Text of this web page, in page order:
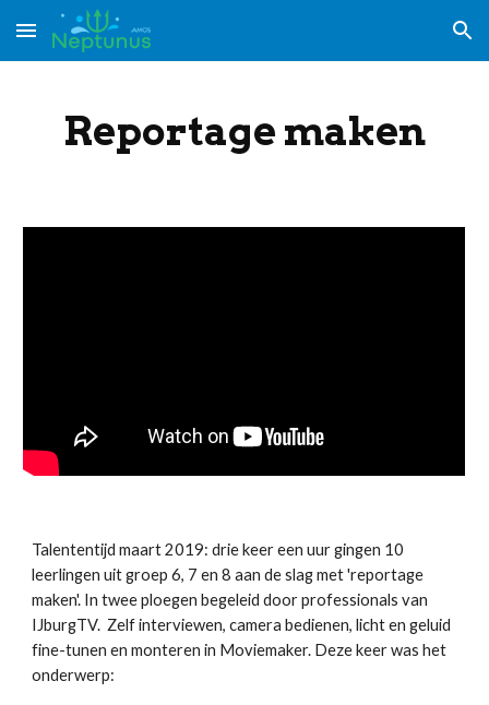
Skip to main content Skip to navigation
Reportage maken
Talententijd maart 2019: drie keer een uur gingen 10
leerlingen uit groep 6, 7 en 8 aan de slag met 'reportage
maken'. In twee ploegen begeleid door professionals van
IJburgTV. Zelf interviewen, camera bedienen, licht en geluid
fine-tunen en monteren in Moviemaker. Deze keer was het
onderwerp: